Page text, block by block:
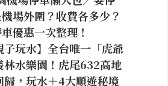
場外圍？收費各多少？
優惠一次整理！
子玩水】全台唯一「虎爺
林水樂園！虎尾632高地
歸，玩水＋4大順遊秘境